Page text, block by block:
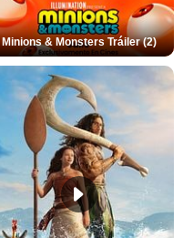
Minions & Monsters Tráiler (2)